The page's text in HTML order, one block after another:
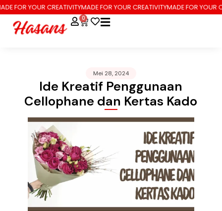
FOR YOUR CREATIVITYMADE FOR YOUR CREATIVITYMADE FOR YOUR
0
Mei 28, 2024
Ide Kreatif Penggunaan
Cellophane dan Kertas Kado